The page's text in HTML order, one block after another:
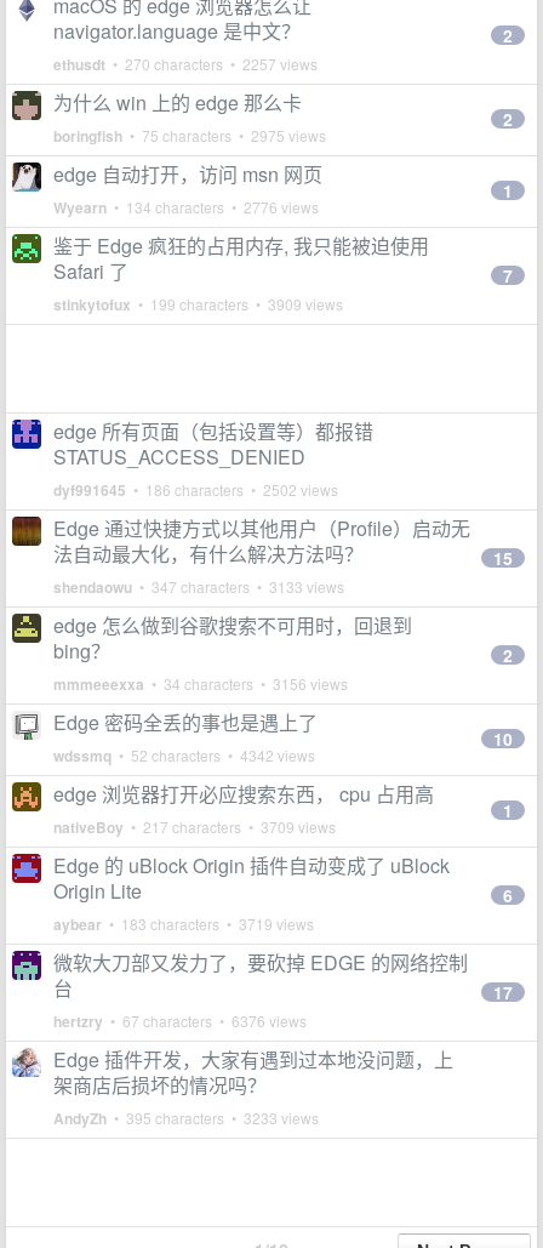
navigator.language 是中文？
ethusdt • 270 characters • 2257 views
2
为什么 win 上的 edge 那么卡
boringfish • 75 characters • 2975 views
2
edge 自动打开，访问 msn 网页
Wyearn • 134 characters • 2776 views
1
鉴于 Edge 疯狂的占用内存, 我只能被迫使用
Safari 了
stinkytofux • 199 characters • 3909 views
7
edge 所有页面（包括设置等）都报错
STATUS_ACCESS_DENIED
dyf991645 • 186 characters • 2502 views
Edge 通过快捷方式以其他用户（Profile）启动无
法自动最大化，有什么解决方法吗？
shendaowu • 347 characters • 3133 views
15
edge 怎么做到谷歌搜索不可用时，回退到
bing？
mmmeeexxa • 34 characters • 3156 views
2
Edge 密码全丢的事也是遇上了
wdssmq • 52 characters • 4342 views
10
edge 浏览器打开必应搜索东西， cpu 占用高
nativeBoy • 217 characters • 3709 views
1
Edge 的 uBlock Origin 插件自动变成了 uBlock
Origin Lite
aybear • 183 characters • 3719 views
6
微软大刀部又发力了，要砍掉 EDGE 的网络控制
台
hertzry • 67 characters • 6376 views
17
Edge 插件开发，大家有遇到过本地没问题，上
架商店后损坏的情况吗？
AndyZh • 395 characters • 3233 views